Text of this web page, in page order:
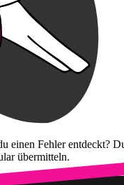
einen Fehler entdeckt?
übermitteln.